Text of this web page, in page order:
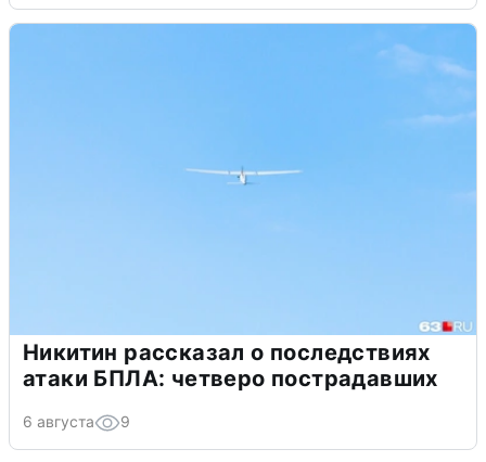
Никитин рассказал о последствиях
атаки БПЛА: четверо пострадавших
6 августа 9